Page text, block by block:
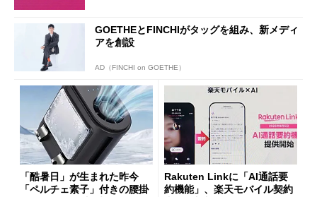
GOETHEとFINCHIがタッグを組み、新メディ
アを創設
AD（FINCHI on GOETHE）
「酷暑日」が生まれた昨今
「ペルチェ素子」付きの腰掛
Rakuten Linkに「AI通話要
約機能」、楽天モバイル契約